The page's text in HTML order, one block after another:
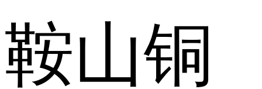
鞍山铜